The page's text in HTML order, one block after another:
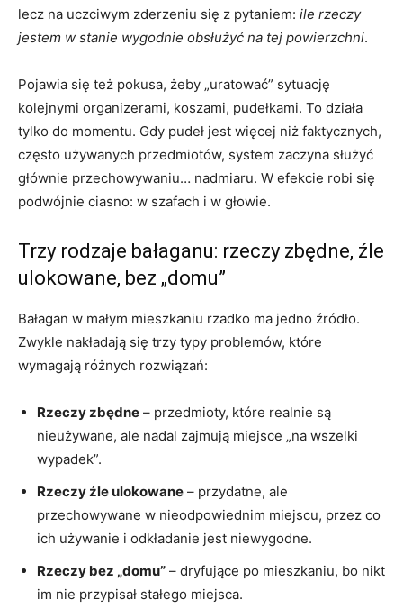
lecz na uczciwym zderzeniu się z pytaniem: ile rzeczy
jestem w stanie wygodnie obsłużyć na tej powierzchni.
Pojawia się też pokusa, żeby „uratować” sytuację
kolejnymi organizerami, koszami, pudełkami. To działa
tylko do momentu. Gdy pudeł jest więcej niż faktycznych,
często używanych przedmiotów, system zaczyna służyć
głównie przechowywaniu… nadmiaru. W efekcie robi się
podwójnie ciasno: w szafach i w głowie.
Trzy rodzaje bałaganu: rzeczy zbędne, źle
ulokowane, bez „domu”
Bałagan w małym mieszkaniu rzadko ma jedno źródło.
Zwykle nakładają się trzy typy problemów, które
wymagają różnych rozwiązań:
Rzeczy zbędne – przedmioty, które realnie są
nieużywane, ale nadal zajmują miejsce „na wszelki
wypadek”.
Rzeczy źle ulokowane – przydatne, ale
przechowywane w nieodpowiednim miejscu, przez co
ich używanie i odkładanie jest niewygodne.
Rzeczy bez „domu” – dryfujące po mieszkaniu, bo nikt
im nie przypisał stałego miejsca.